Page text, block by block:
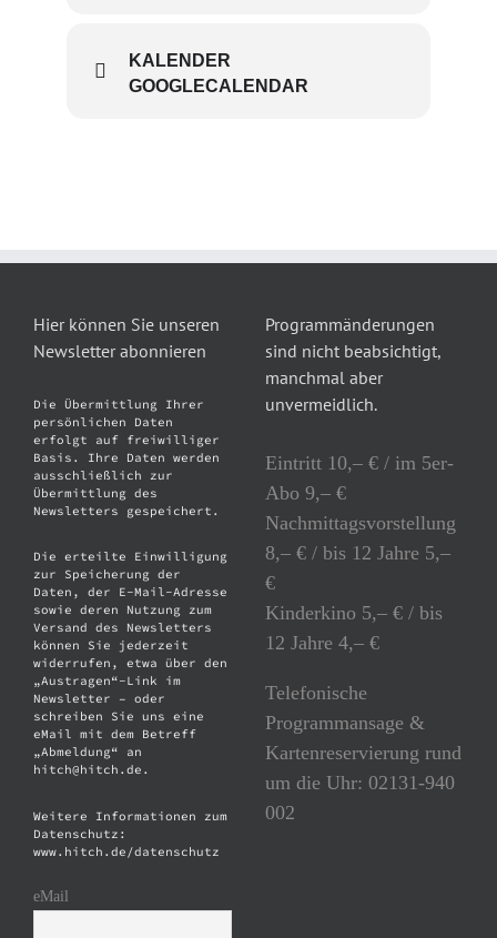
KALENDER
GOOGLECALENDAR
Hier können Sie unseren
Newsletter abonnieren
Die Übermittlung Ihrer
persönlichen Daten
erfolgt auf freiwilliger
Basis. Ihre Daten werden
ausschließlich zur
Übermittlung des
Newsletters gespeichert.
Die erteilte Einwilligung
zur Speicherung der
Daten, der E-Mail-Adresse
sowie deren Nutzung zum
Versand des Newsletters
können Sie jederzeit
widerrufen, etwa über den
„Austragen“-Link im
Newsletter – oder
schreiben Sie uns eine
eMail mit dem Betreff
„Abmeldung“ an
hitch@hitch.de.
Weitere Informationen zum
Datenschutz:
www.hitch.de/datenschutz
eMail
Programmänderungen
sind nicht beabsichtigt,
manchmal aber
unvermeidlich.
Eintritt 10,– € / im 5er-
Abo 9,– €
Nachmittagsvorstellung
8,– € / bis 12 Jahre 5,–
€
Kinderkino 5,– € / bis
12 Jahre 4,– €
Telefonische
Programmansage &
Kartenreservierung rund
um die Uhr: 02131-940
002